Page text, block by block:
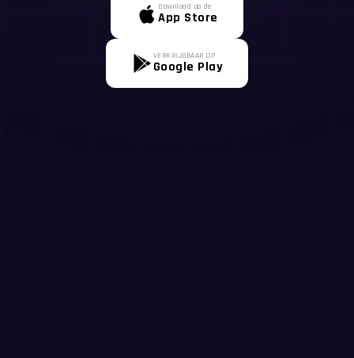
Download op de
App Store
VERKRIJGBAAR OP
Google Play